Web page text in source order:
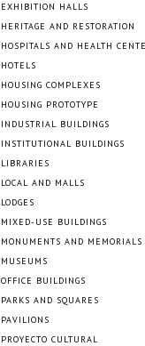
EXHIBITION HALLS
HERITAGE AND RESTORATION
HOSPITALS AND HEALTH
HOTELS
HOUSING COMPLEXES
HOUSING PROTOTYPE
INDUSTRIAL BUILDINGS
INSTITUTIONAL BUILDINGS
LIBRARIES
LOCAL AND MALLS
LODGES
MIXED-USE BUILDINGS
MONUMENTS AND MEMORIALS
MUSEUMS
OFFICE BUILDINGS
PARKS AND SQUARES
PAVILIONS
PROYECTO CULTURAL